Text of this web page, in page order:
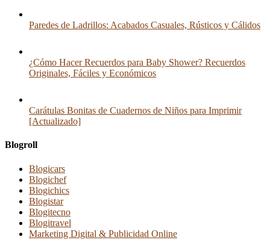
Paredes de Ladrillos: Acabados Casuales, Rústicos y Cálidos
¿Cómo Hacer Recuerdos para Baby Shower? Recuerdos
Originales, Fáciles y Económicos
Carátulas Bonitas de Cuadernos de Niños para Imprimir
[Actualizado]
Blogroll
Blogicars
Blogichef
Blogichics
Blogistar
Blogitecno
Blogitravel
Marketing Digital & Publicidad Online